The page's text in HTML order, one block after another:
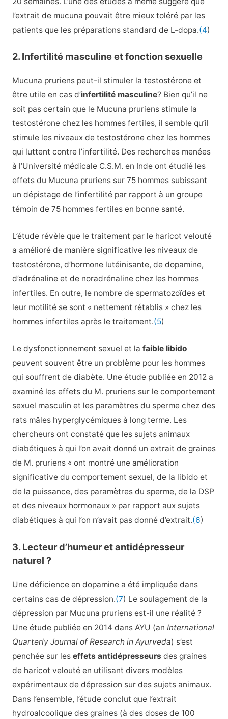
l’extrait de mucuna pouvait être mieux toléré par les
patients que les préparations standard de L-dopa.(4)
2. Infertilité masculine et fonction sexuelle
Mucuna pruriens peut-il stimuler la testostérone et
être utile en cas d’infertilité masculine? Bien qu’il ne
soit pas certain que le Mucuna pruriens stimule la
testostérone chez les hommes fertiles, il semble qu’il
stimule les niveaux de testostérone chez les hommes
qui luttent contre l’infertilité. Des recherches menées
à l’Université médicale C.S.M. en Inde ont étudié les
effets du Mucuna pruriens sur 75 hommes subissant
un dépistage de l’infertilité par rapport à un groupe
témoin de 75 hommes fertiles en bonne santé.
L’étude révèle que le traitement par le haricot velouté
a amélioré de manière significative les niveaux de
testostérone, d’hormone lutéinisante, de dopamine,
d’adrénaline et de noradrénaline chez les hommes
infertiles. En outre, le nombre de spermatozoïdes et
leur motilité se sont « nettement rétablis » chez les
hommes infertiles après le traitement.(5)
Le dysfonctionnement sexuel et la faible libido
peuvent souvent être un problème pour les hommes
qui souffrent de diabète. Une étude publiée en 2012 a
examiné les effets du M. pruriens sur le comportement
sexuel masculin et les paramètres du sperme chez des
rats mâles hyperglycémiques à long terme. Les
chercheurs ont constaté que les sujets animaux
diabétiques à qui l’on avait donné un extrait de graines
de M. pruriens « ont montré une amélioration
significative du comportement sexuel, de la libido et
de la puissance, des paramètres du sperme, de la DSP
et des niveaux hormonaux » par rapport aux sujets
diabétiques à qui l’on n’avait pas donné d’extrait.(6)
3. Lecteur d’humeur et antidépresseur
naturel ?
Une déficience en dopamine a été impliquée dans
certains cas de dépression.(7) Le soulagement de la
dépression par Mucuna pruriens est-il une réalité ?
Une étude publiée en 2014 dans AYU (an International
Quarterly Journal of Research in Ayurveda) s’est
penchée sur les effets antidépresseurs des graines
de haricot velouté en utilisant divers modèles
expérimentaux de dépression sur des sujets animaux.
Dans l’ensemble, l’étude conclut que l’extrait
hydroalcoolique des graines (à des doses de 100